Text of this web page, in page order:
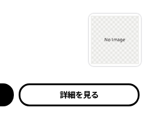
詳細を見る